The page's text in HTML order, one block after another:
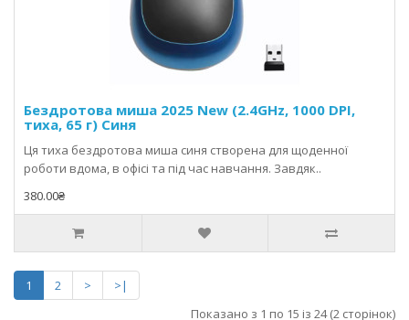
Бездротова миша 2025 New (2.4GHz, 1000 DPI,
тиха, 65 г) Синя
Ця тиха бездротова миша синя створена для щоденної
роботи вдома, в офісі та під час навчання. Завдяк..
380.00₴
1 2 >
>|
Показано з 1 по 15 із 24 (2 сторінок)